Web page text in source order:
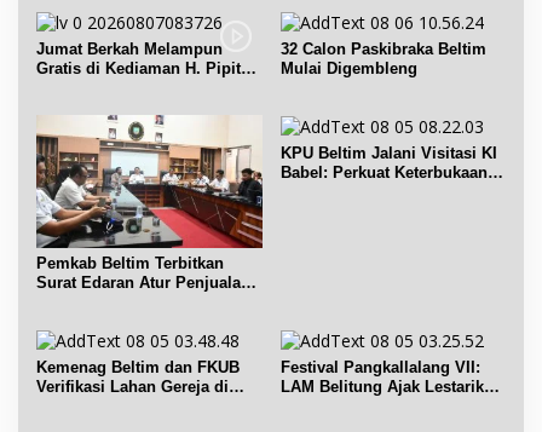
Jumat Berkah Melampun
Gratis di Kediaman H. Pipit
32 Calon Paskibraka Beltim
Mulai Digembleng
Pemkab Beltim Terbitkan
Surat Edaran Atur Penjualan
KPU Beltim Jalani Visitasi KI
Babel: Perkuat Keterbukaan
Kemenag Beltim dan FKUB
Verifikasi Lahan Gereja di
Festival Pangkallalang VII:
LAM Belitung Ajak Lestarikan